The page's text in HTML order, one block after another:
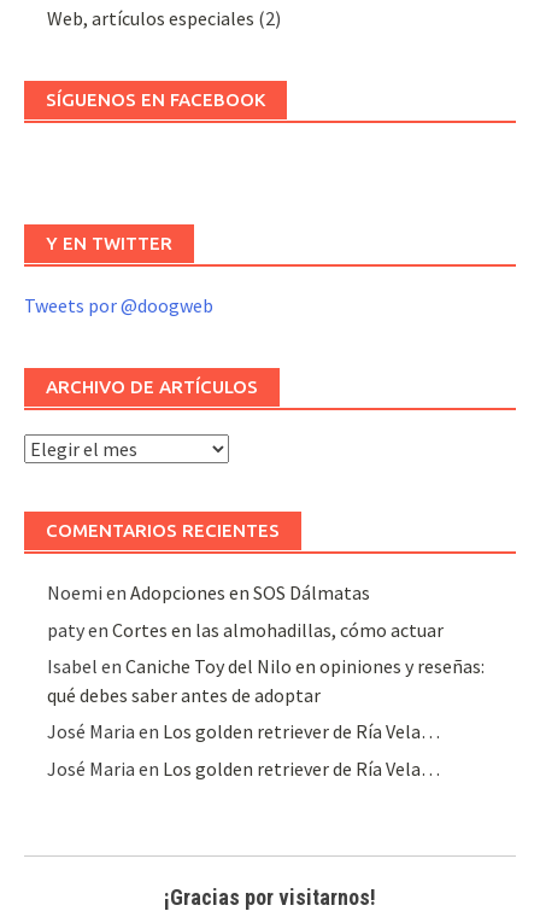
Web, artículos especiales (2)
SÍGUENOS EN FACEBOOK
Y EN TWITTER
Tweets por @doogweb
ARCHIVO DE ARTÍCULOS
Archivo
artículos
COMENTARIOS RECIENTES
Noemi enAdopciones en SOS Dálmatas
patyenCortes en las almohadillas, cómo actuar
Isabel enCaniche Toy del Nilo en opiniones y reseñas:
qué debes saber antes de adoptar
José Maria en Los golden retriever de Ría Vela…
José Maria en Los golden retriever de Ría Vela…
¡Gracias por visitarnos!